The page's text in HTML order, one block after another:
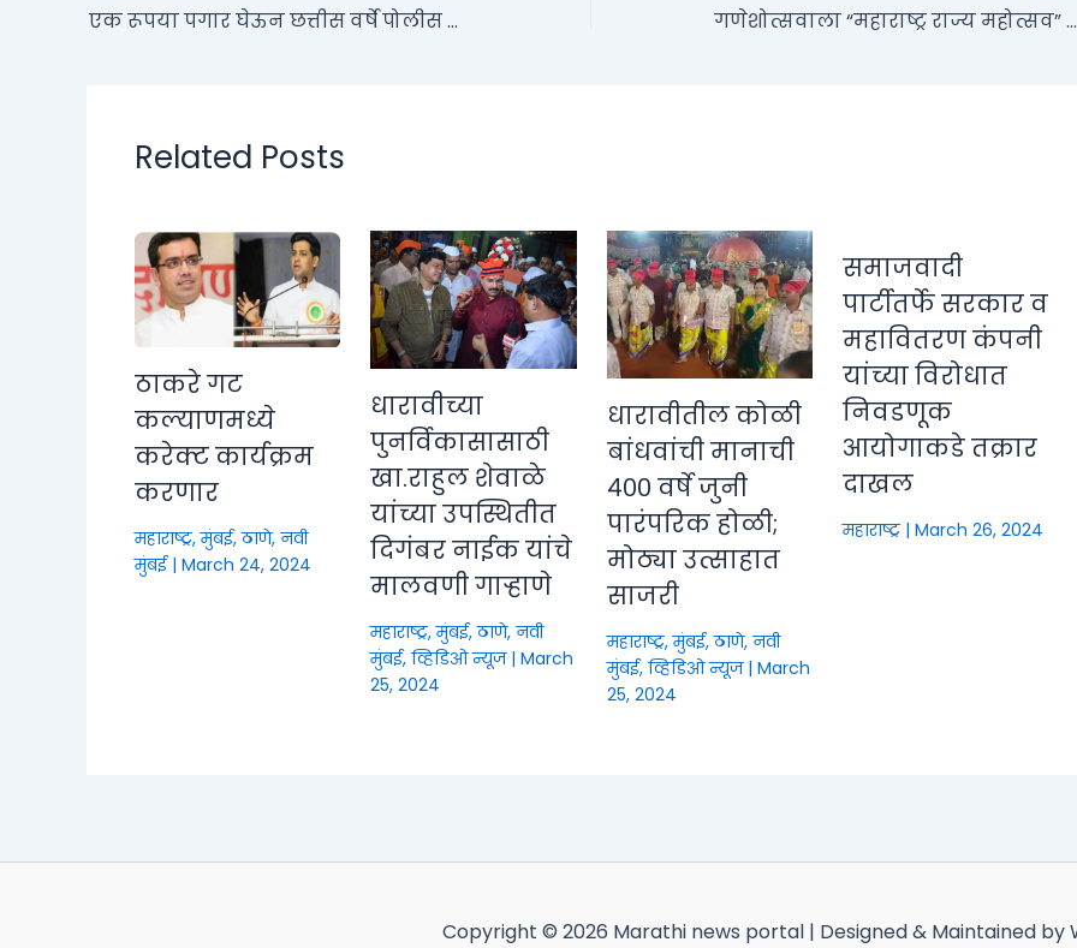
एक रूपया पगार घेऊन छत्तीस वर्षे पोलीस खात्यात काम करणारा सच्चा राष्ट्रभक्त/ देशभक्त मा. जावेद अहमद गणेशोत्सवाला “महाराष्ट्र राज्य महोत्सव” म्हणून मान्यता : मंत्री आशिष शेलार यांची घोषणा
Related Posts
ठाकरे गट
कल्याणमध्ये
करेक्ट कार्यक्रम
करणार
महाराष्ट्र,मुंबई, ठाणे, नवी
मुंबई| March 24, 2024
धारावीच्या
पुनर्विकासासाठी
खा.राहुल शेवाळे
यांच्या उपस्थितीत
दिगंबर नाईक यांचे
मालवणी गाऱ्हाणे
महाराष्ट्र,मुंबई, ठाणे, नवी
मुंबई,व्हिडिओ न्यूज|March
25, 2024
धारावीतील कोळी
बांधवांची मानाची
४०० वर्षे जुनी
पारंपरिक होळी;
मोठ्या उत्साहात
साजरी
महाराष्ट्र,मुंबई, ठाणे, नवी
मुंबई, व्हिडिओ न्यूज| March
25, 2024
समाजवादी
पार्टीतर्फे सरकार व
महावितरण कंपनी
यांच्या विरोधात
निवडणूक
आयोगाकडे तक्रार
दाखल
महाराष्ट्र| March 26, 2024
Copyright © 2026 Marathi news portal | Designed & Maintained by